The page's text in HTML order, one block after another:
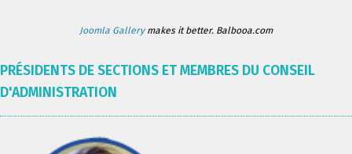
Joomla Gallerymakes it better. Balbooa.com
PRÉSIDENTS DE SECTIONS ET MEMBRES DU CONSEIL
D'ADMINISTRATION